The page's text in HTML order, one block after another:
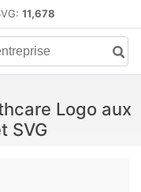
11,678
Logo aux
SVG